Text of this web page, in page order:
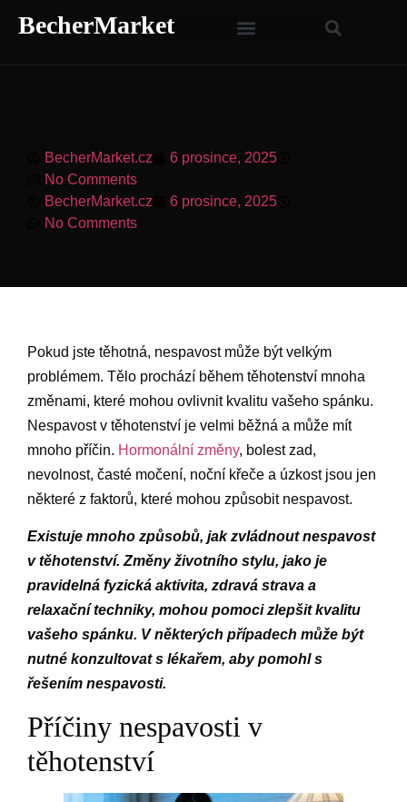
BecherMarket
BecherMarket.cz 6 prosince, 2025
No Comments
BecherMarket.cz
6 prosince, 2025
No Comments
Pokud jste těhotná, nespavost může být velkým
problémem. Tělo prochází během těhotenství mnoha
změnami, které mohou ovlivnit kvalitu vašeho spánku.
Nespavost v těhotenství je velmi běžná a může mít
mnoho příčin. Hormonální změny, bolest zad,
nevolnost, časté močení, noční křeče a úzkost jsou jen
některé z faktorů, které mohou způsobit nespavost.
Existuje mnoho způsobů, jak zvládnout nespavost
v těhotenství. Změny životního stylu, jako je
pravidelná fyzická aktivita, zdravá strava a
relaxační techniky, mohou pomoci zlepšit kvalitu
vašeho spánku. V některých případech může být
nutné konzultovat s lékařem, aby pomohl s
řešením nespavosti.
Příčiny nespavosti v
těhotenství